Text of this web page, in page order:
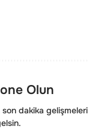
Olun
dakika gelişmeleri